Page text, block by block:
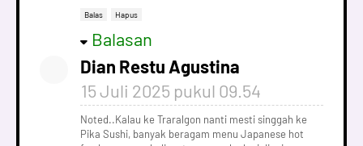
Balas Hapus
Balasan
Dian Restu Agustina
15 Juli 2025 pukul 09.54
Noted..Kalau ke Traralgon nanti mesti singgah ke
Pika Sushi, banyak beragam menu Japanese hot